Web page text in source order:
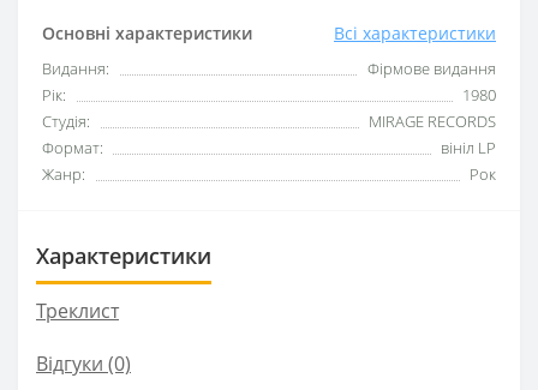
Основні характеристики Всі характеристики
Видання:
Фірмове видання
Рік:
1980
Студія:
MIRAGE RECORDS
Формат:
вініл LP
Жанр:
Рок
Характеристики
Треклист
Відгуки (0)